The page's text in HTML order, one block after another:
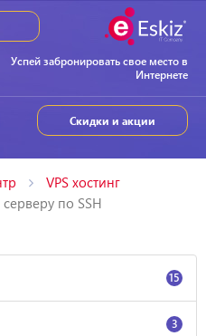
Успей забронировать свое место в
Интернете
Скидки и акции
VPS хостинг
по SSH
15
3